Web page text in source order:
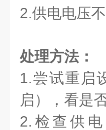
2.供电电压
处理方法：
1.尝试重启
启），看是
2.检查供